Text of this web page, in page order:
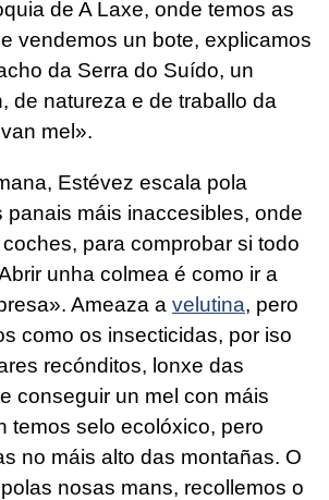
de A Laxe, onde temos as
vendemos un bote, explicamos
da Serra do Suído, un
de natureza e de traballo da
mel».
Estévez escala pola
panais máis inaccesibles, onde
para comprobar si todo
unha colmea é como ir a
Ameaza a velutina, pero
como os insecticidas, por iso
recónditos, lonxe das
conseguir un mel con máis
temos selo ecolóxico, pero
no máis alto das montañas. O
nosas mans, recollemos o